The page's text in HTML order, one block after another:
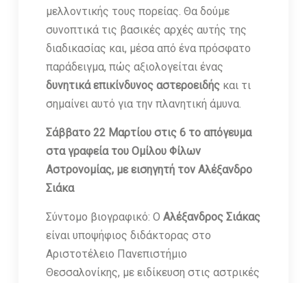
μελλοντικής τους πορείας. Θα δούμε
συνοπτικά τις βασικές αρχές αυτής της
διαδικασίας και, μέσα από ένα πρόσφατο
παράδειγμα, πώς αξιολογείται ένας
δυνητικά επικίνδυνος αστεροειδήςκαι τι
σημαίνει αυτό για την πλανητική άμυνα.
Σάββατο 22 Μαρτίου στις 6 το απόγευμα
στα γραφεία του Ομίλου Φίλων
Αστρονομίας, με εισηγητή τον Αλέξανδρο
Σιάκα
Σύντομο βιογραφικό: Ο Αλέξανδρος Σιάκας
είναι υποψήφιος διδάκτορας στο
Αριστοτέλειο Πανεπιστήμιο
Θεσσαλονίκης, με ειδίκευση στις αστρικές